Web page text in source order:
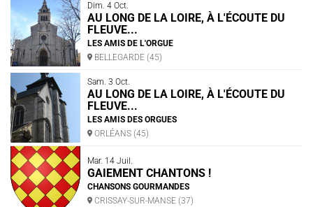
Dim. 4 Oct.
AU LONG DE LA LOIRE, À L'ÉCOUTE DU
FLEUVE...
LES AMIS DE L'ORGUE
BELLEGARDE (45)
Sam. 3 Oct.
AU LONG DE LA LOIRE, À L'ÉCOUTE DU
FLEUVE...
LES AMIS DES ORGUES
ORLÉANS (45)
Mar. 14 Juil.
GAIEMENT CHANTONS !
CHANSONS GOURMANDES
CRISSAY-SUR-MANSE (37)